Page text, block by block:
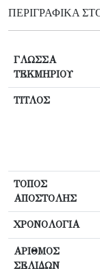
ΠΕΡΙΓΡΑΦΙΚΆ
ΓΛΩΣΣΑ
ΤΕΚΜΗΡΙΟΥ
ΤΙΤΛΟΣ
ΤΟΠΟΣ
ΑΠΟΣΤΟΛΗΣ
ΧΡΟΝΟΛΟΓΙΑ
ΑΡΙΘΜΟΣ
ΣΕΛΙΔΩΝ